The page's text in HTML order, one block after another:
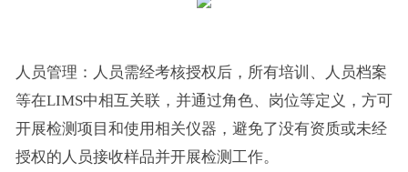
人员管理：人员需经考核授权后，所有培训、人员档案
等在LIMS中相互关联，并通过角色、岗位等定义，方可
开展检测项目和使用相关仪器，避免了没有资质或未经
授权的人员接收样品并开展检测工作。